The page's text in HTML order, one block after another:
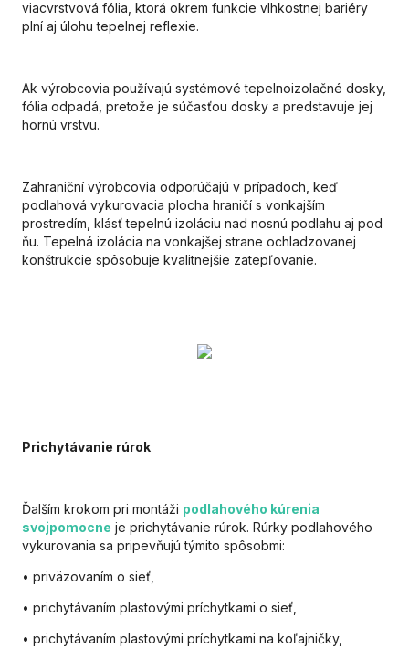
viacvrstvová fólia, ktorá okrem funkcie vlhkostnej bariéry
plní aj úlohu tepelnej reflexie.
Ak výrobcovia používajú systémové tepelnoizolačné dosky,
fólia odpadá, pretože je súčasťou dosky a predstavuje jej
hornú vrstvu.
Zahraniční výrobcovia odporúčajú v prípadoch, keď
podlahová vykurovacia plocha hraničí s vonkajším
prostredím, klásť tepelnú izoláciu nad nosnú podlahu aj pod
ňu. Tepelná izolácia na vonkajšej strane ochladzovanej
konštrukcie spôsobuje kvalitnejšie zatepľovanie.
Prichytávanie rúrok
Ďalším krokom pri montáži podlahového kúrenia
svojpomocne je prichytávanie rúrok. Rúrky podlahového
vykurovania sa pripevňujú týmito spôsobmi:
• priväzovaním o sieť,
• prichytávaním plastovými príchytkami o sieť,
• prichytávaním plastovými príchytkami na koľajničky,